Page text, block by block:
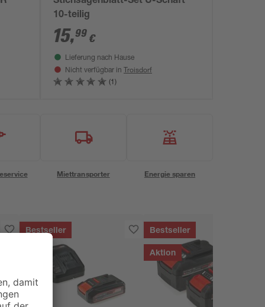
10-teilig
15,99 €
Lieferung nach Hause
Nicht verfügbar in Troisdorf
(1)
Miettransporter Energie sparen
Bestseller Bestseller
Aktion